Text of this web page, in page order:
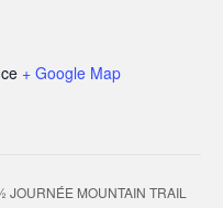
+ Google Map
JOURNÉE MOUNTAIN TRAIL